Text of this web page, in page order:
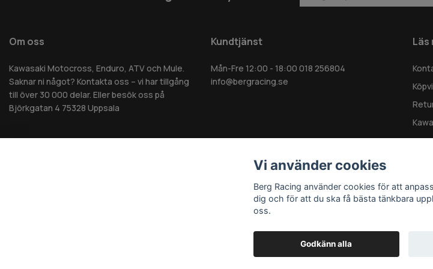
Om oss
Kawasaki Motocross, Enduro, ATV och Mule.
Saknar ni något? Kontakta oss – vi har tillgång
till över 30 000 delar. Eller besök oss på
Björkgatan 4 75328 Uppsala
Kundtjänst
Mån-Fre 12:00 - 18:00 018 256804
info@bergracing.se
Läs
Vi använder cookies
Berg Racing använder cookies för att
dig och för att du ska få bästa tänkbara
oss.
Godkänn alla